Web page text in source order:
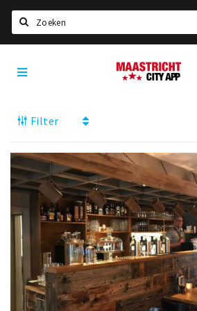
Home
Deals
Nieuws, interviews & blogs
Eten
Drinken
Slapen
Recreatief
Winkels
Maastricht
City
Filter